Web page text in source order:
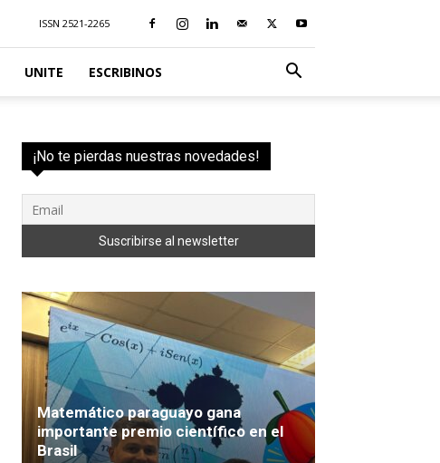
ISSN 2521-2265
UNITE ESCRIBINOS
¡No te pierdas nuestras novedades!
Matemático paraguayo gana
importante premio científico en el
Brasil